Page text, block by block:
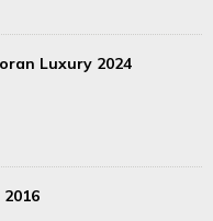
Luxury 2024